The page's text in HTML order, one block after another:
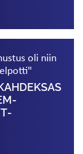
oli niin